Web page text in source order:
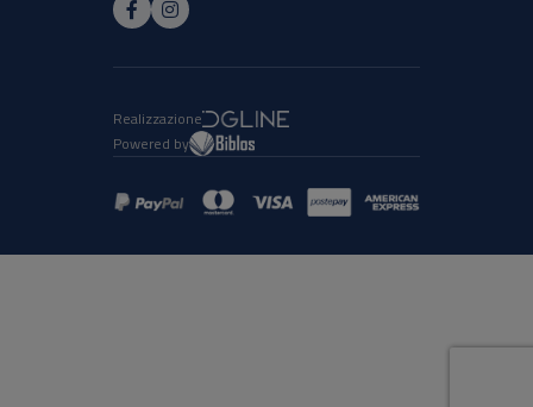
Realizzazione
Powered by